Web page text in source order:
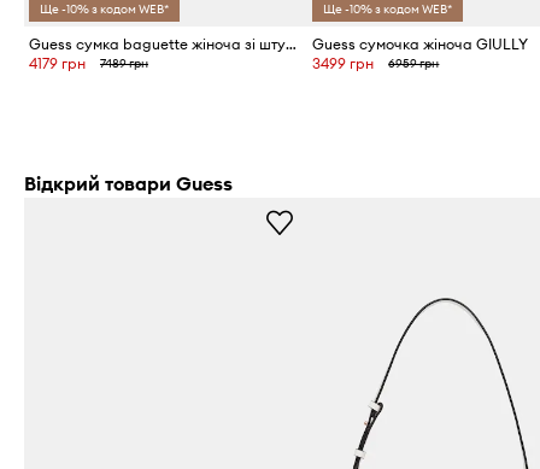
Ще -10% з кодом WEB*
Guess сумка baguette жіноча зі штучної шкіри ISOBEL
4179 грн
7489 грн
Ще -10% з кодом WEB*
Guess сумочка жіноча GIULLY
3499 грн
6959 грн
Відкрий товари Guess